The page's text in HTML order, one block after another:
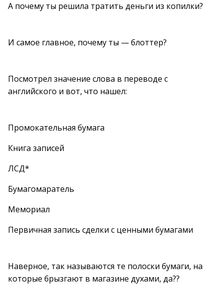
А почему ты решила тратить деньги из копилки?
И самое главное, почему ты — блоттер?
Посмотрел значение слова в переводе с
английского и вот, что нашел:
Промокательная бумага
Книга записей
ЛСД*
Бумагомаратель
Мемориал
Первичная запись сделки с ценными бумагами
Наверное, так называются те полоски бумаги, на
которые брызгают в магазине духами, да??